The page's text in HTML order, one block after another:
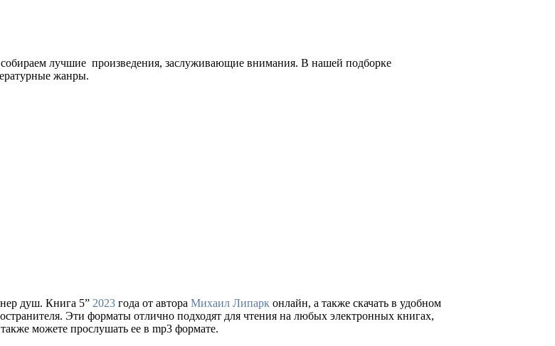
лучшие произведения, заслуживающие внимания. В нашей подборке
жанры.
душ. Книга 5” 2023 года от автора Михаил Липарк онлайн, а также скачать в удобном
Эти форматы отлично подходят для чтения на любых электронных книгах,
можете прослушать ее в mp3 формате.